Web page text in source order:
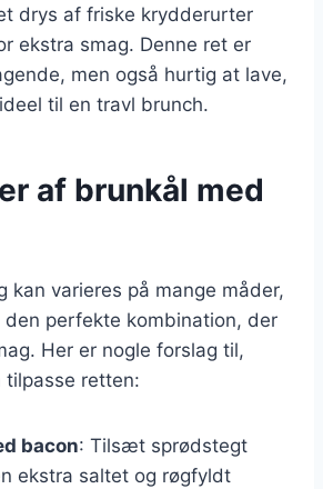
drys af friske krydderurter
ekstra smag. Denne ret er
men også hurtig at lave,
til en travl brunch.
af brunkål med
kan varieres på mange måder,
perfekte kombination, der
Her er nogle forslag til,
tilpasse retten:
bacon: Tilsæt sprødstegt
ekstra saltet og røgfyldt